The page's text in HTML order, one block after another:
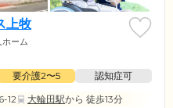
上牧
ーム
要介護2〜5
認知症可
12
大輪田駅から 徒歩13分